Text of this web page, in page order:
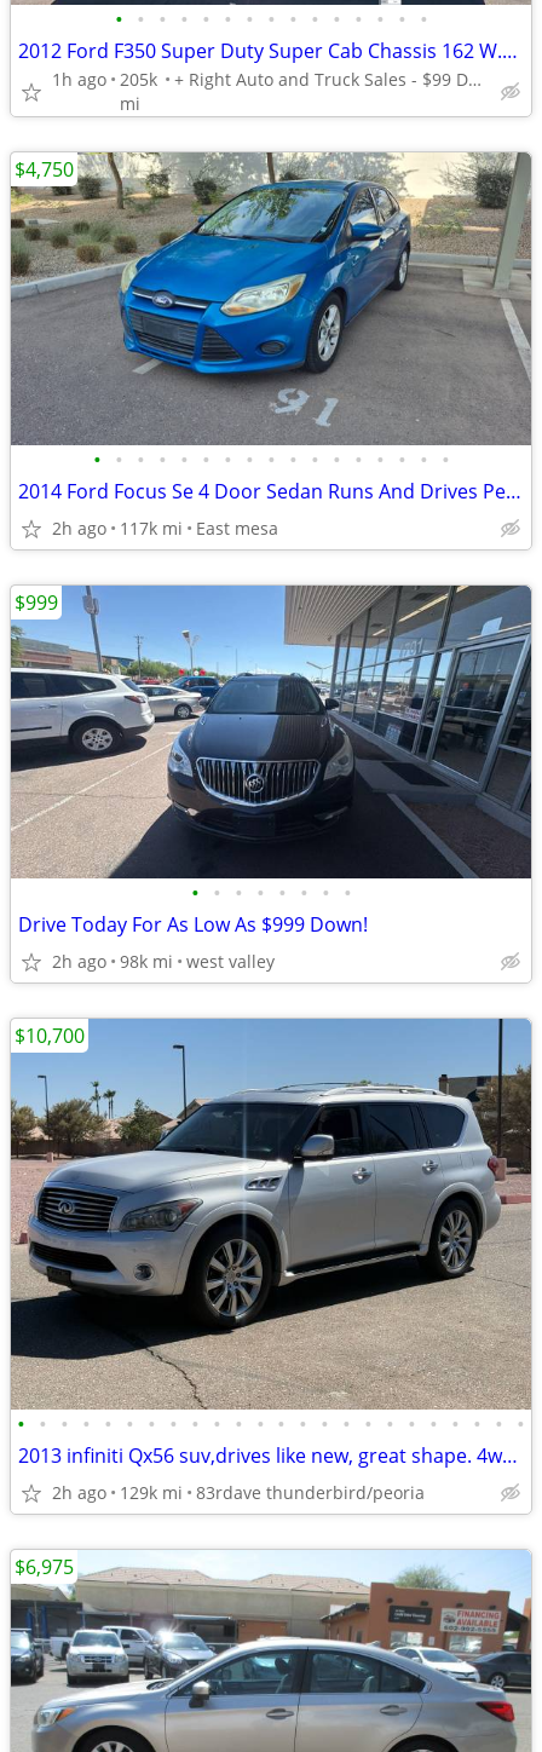
• • • • • • • • • • • • • • •
2012 Ford F350 Super Duty Super Cab Chassis 162 W.B. 4D - Call/Text 602-97
1h ago 205k
mi
+ Right Auto and Truck Sales - $99 DELIVERS TODAY! *OAC*
• • • • • • • • • • • • • • • • •
2014 Ford Focus Se 4 Door Sedan Runs And Drives Perfect Cold Ac
2h ago 117k mi East mesa
$4,750
• • • • • • • •
Drive Today For As Low As $999 Down!
2h ago 98k mi west valley
$999
• • • • • • • • • • • • • • • • • • • • • • • •
2013 infiniti Qx56 suv,drives like new, great shape. 4wd.super clean
2h ago 129k mi 83rdave thunderbird/peoria
$10,700
$6,975